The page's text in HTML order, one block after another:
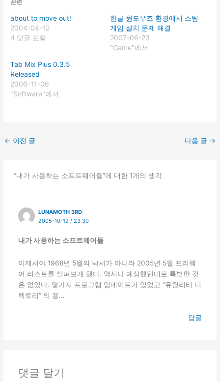
관련
about to move out!
2004-04-12
4 댓글 포함
한글 윈도우즈 환경에서 스팀
게임 설치 문제 해결
2007-06-23
"Game"에서
Tab Mix Plus 0.3.5
Released
2006-11-06
"Software"에서
← 이전 글 다음 글 →
“내가 사용하는 소프트웨어들”에 대한 1개의 생각
LUNAMOTH 3RD
2005-10-12 / 23:30
내가 사용하는 소프트웨어들
이제서야 1968년 5월의 낙서가 아니라 2005년 5월 프리웨
어 리스트를 살펴보게 됐다. 역시나 예상했던대로 특별한 것
은 없었다. 몇가지 프로그램 업데이트가 있었고 “유틸리티 디
렉토리” 의 용…
답글
댓글 달기